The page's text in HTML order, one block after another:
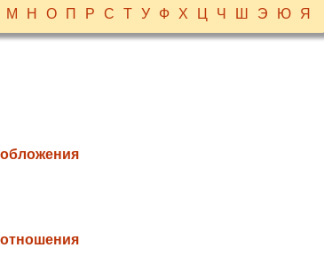
М Н О П Р С Т У Ф Х Ц Ч Ш Э Ю Я